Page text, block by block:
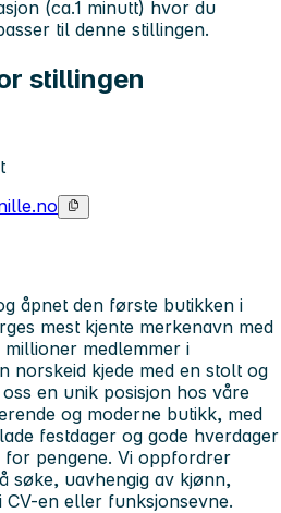
(ca.1 minutt) hvor du
til denne stillingen.
stillingen
åpnet den første butikken i
mest kjente merkenavn med
medlemmer i
norskeid kjede med en stolt og
en unik posisjon hos våre
og moderne butikk, med
festdager og gode hverdager
for pengene. Vi oppfordrer
søke, uavhengig av kjønn,
en eller funksjonsevne.